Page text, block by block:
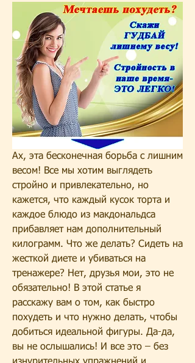
Ах, эта бесконечная борьба с лишним
весом! Все мы хотим выглядеть
стройно и привлекательно, но
кажется, что каждый кусок торта и
каждое блюдо из макдональдса
прибавляет нам дополнительный
килограмм. Что же делать? Сидеть на
жесткой диете и убиваться на
тренажере? Нет, друзья мои, это не
обязательно! В этой статье я
расскажу вам о том, как быстро
похудеть и что нужно делать, чтобы
добиться идеальной фигуры. Да-да,
вы не ослышались! И все это – без